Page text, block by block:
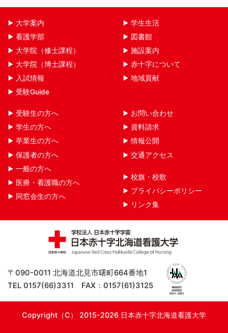
大学案内
看護学部
大学院（修士課程）
大学院（博士課程）
入試情報
受験Guide
学生生活
図書館
施設案内
赤十字について
地域貢献
受験生の方へ
学生の方へ
卒業生の方へ
保護者の方へ
一般の方へ
医療・看護職の方へ
同窓会生の方へ
お問い合わせ
資料請求
情報公開
交通アクセス
校旗・校歌
プライバシーポリシー
リンク集
〒090-0011 北海道北見市曙町664番地1
TEL 0157(66)3311 FAX：0157(61)3125
Copyright（C） 2015-2026 日本赤十字北海道看護大学